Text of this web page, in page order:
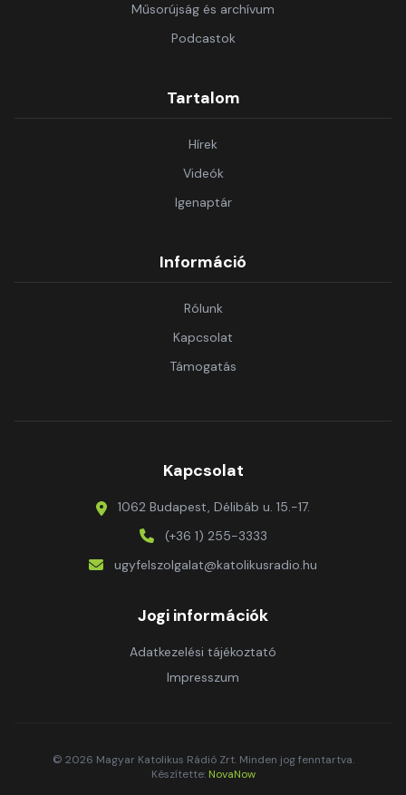
Műsorújság és archívum
Podcastok
Tartalom
Hírek
Videók
Igenaptár
Információ
Rólunk
Kapcsolat
Támogatás
Kapcsolat
1062 Budapest, Délibáb u. 15.-17.
(+36 1) 255-3333
ugyfelszolgalat@katolikusradio.hu
Jogi információk
Adatkezelési tájékoztató
Impresszum
© 2026 Magyar Katolikus Rádió Zrt. Minden jog fenntartva.
Készítette: NovaNow